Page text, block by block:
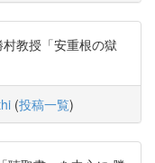
教授「安重根の獄
(投稿一覧)